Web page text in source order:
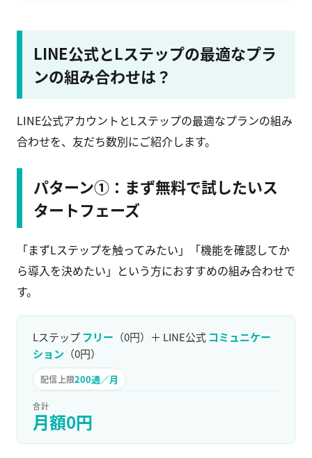
LINE公式とLステップの最適なプラ
ンの組み合わせは？
LINE公式アカウントとLステップの最適なプランの組み
合わせを、友だち数別にご紹介します。
パターン①：まず無料で試したいス
タートフェーズ
「まずLステップを触ってみたい」「機能を確認してか
ら導入を決めたい」という方におすすめの組み合わせで
す。
Lステップ フリー （0円）＋ LINE公式 コミュニケー
ション （0円）
配信上限200通／月
合計
月額0円